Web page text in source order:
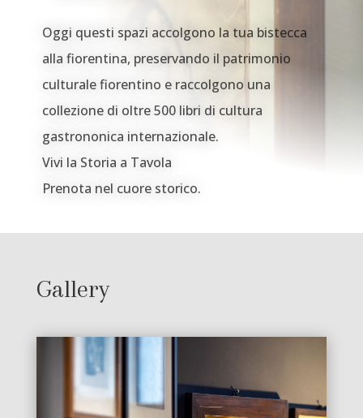
Oggi questi spazi accolgono la tua bistecca
alla fiorentina, preservando il patrimonio
culturale fiorentino e raccolgono una
collezione di oltre 500 libri di cultura
gastrononica internazionale.
Vivi la Storia a Tavola
Prenota nel cuore storico.
Gallery